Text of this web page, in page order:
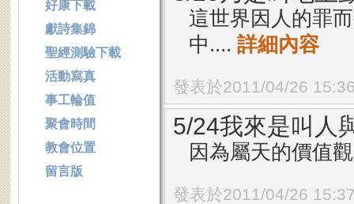
這世界因人的罪
中.... 詳細內容
發表於2011/04/26
5/24我來是叫人
因為屬天的價值
發表於2011/04/26
好康下載
獻詩集錦
聖經測驗下載
活動寫真
事工輪值
聚會時間
教會位置
留言版